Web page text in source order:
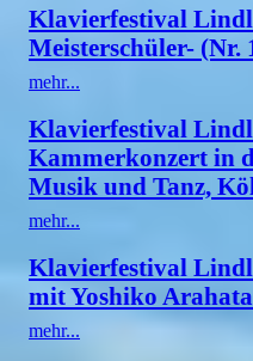
Klavierfestival
Meisterschüler-
mehr...
Klavierfestival
Kammerkonzert in
Musik und Tanz,
mehr...
Klavierfestival
mit Yoshiko
mehr...